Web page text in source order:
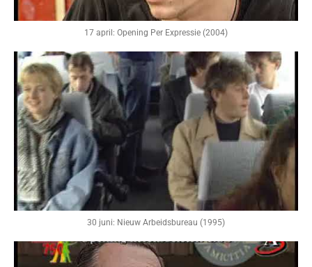
17 april: Opening Per Expressie (2004)
30 juni: Nieuw Arbeidsbureau (1995)